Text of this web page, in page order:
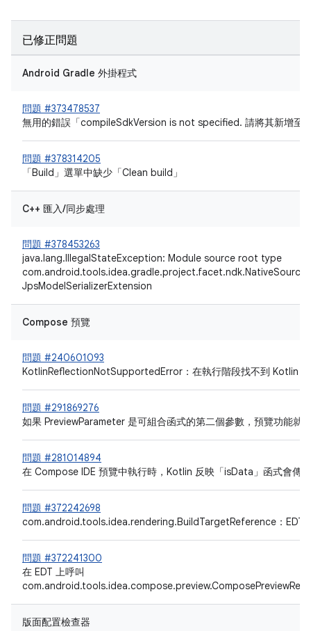
已修正問題
Android Gradle 外掛程式
問題 #373478537
無用的錯誤「compileSdkVersion is not specified. 請將其新增至
問題 #378314205
「Build」選單中缺少「Clean build」
C++ 匯入/同步處理
問題 #378453263
java.lang.IllegalStateException: Module source root type
JpsModelSerializerExtension
Compose 預覽
問題 #240601093
KotlinReflectionNotSupportedError：在執行階段找不到 Kotlin
問題 #291869276
如果 PreviewParameter 是可組合函式的第二個參數，預覽功能就
問題 #281014894
在 Compose IDE 預覽中執行時，Kotlin 反映「isData」函式會傳
問題 #372242698
com.android.tools.idea.rendering.BuildTargetReference：EDT
問題 #372241300
在 EDT 上呼叫
版面配置檢查器